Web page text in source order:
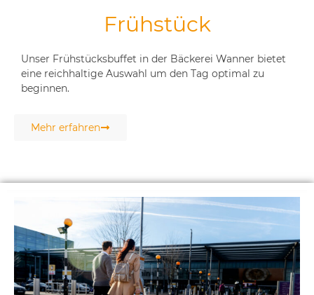
Frühstück
Unser Frühstücksbuffet in der Bäckerei Wanner bietet
eine reichhaltige Auswahl um den Tag optimal zu
beginnen.
Mehr erfahren